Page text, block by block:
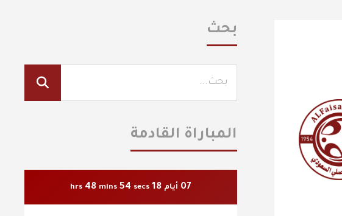
بحث
المباراة القادمة
07 أيام 18
hrs 48 mins 53 secs